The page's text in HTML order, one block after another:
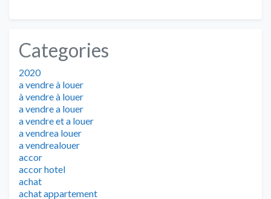
Categories
2020
a vendre à louer
à vendre à louer
a vendre a louer
a vendre et a louer
a vendrea louer
a vendrealouer
accor
accor hotel
achat
achat appartement